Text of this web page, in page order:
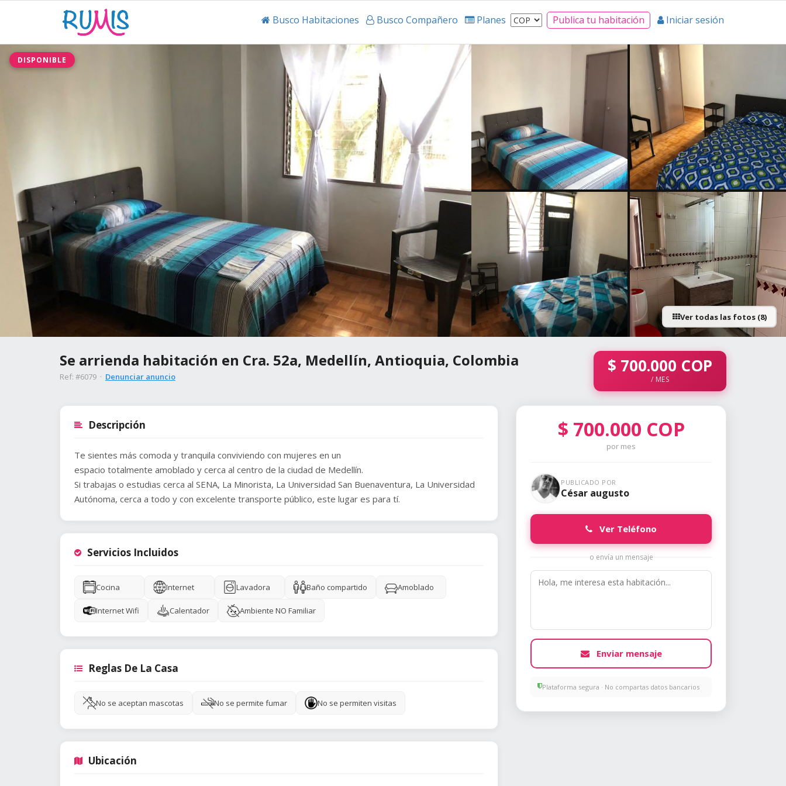
Busco Habitaciones Busco Compañero Planes Publica tu habitación Iniciar sesión
DISPONIBLE
Ver todas las fotos (8)
Se arrienda habitación en Cra. 52a, Medellín, Antioquia, Colombia
Ref: #6079 · Denunciar anuncio
$ 700.000 COP
/ MES
Descripción
Te sientes más comoda y tranquila conviviendo con mujeres en un
espacio totalmente amoblado y cerca al centro de la ciudad de Medellín.
Si trabajas o estudias cerca al SENA, La Minorista, La Universidad San Buenaventura, La Universidad
Autónoma, cerca a todo y con excelente transporte público, este lugar es para tí.
Servicios Incluidos
Cocina Internet Lavadora Baño compartido Amoblado
Internet Wifi Calentador Ambiente NO Familiar
Reglas De La Casa
No se aceptan mascotas No se permite fumar No se permiten visitas
Ubicación
$ 700.000 COP
por mes
PUBLICADO POR
César augusto
Ver Teléfono
o envía un mensaje
Enviar mensaje
Plataforma segura · No compartas datos bancarios